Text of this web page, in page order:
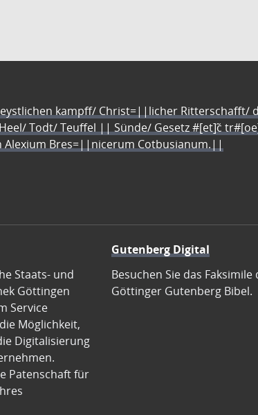
kampff/ Christ=||licher Ritterschafft/
Todt/ Teuffel || Sünde/ Gesetz #[et]c̃
Bres=||nicerum Cotbusianum.||
Staats- und
Göttingen
Service
Möglichkeit,
Digitalisierung
Patenschaft für
Gutenberg Digital
Besuchen Sie das Faksimile
Göttinger Gutenberg Bibel.